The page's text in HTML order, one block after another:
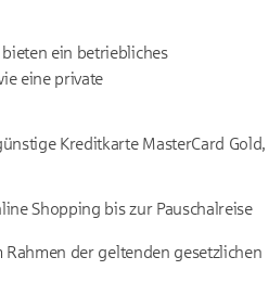
ein betriebliches
eine private
Kreditkarte MasterCard Gold,
Shopping bis zur Pauschalreise
der geltenden gesetzlichen